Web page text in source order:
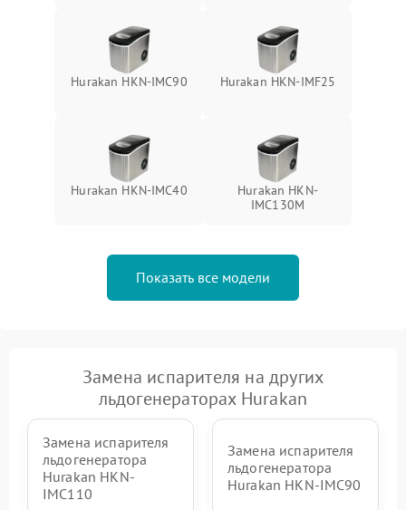
Hurakan HKN-IMC90 Hurakan HKN-IMF25
Hurakan HKN-IMC40
Hurakan HKN-
IMC130M
Показать все модели
Замена испарителя на других
льдогенераторах Hurakan
Замена испарителя
льдогенератора
Hurakan HKN-
IMC110
Замена испарителя
льдогенератора
Hurakan HKN-IMC90